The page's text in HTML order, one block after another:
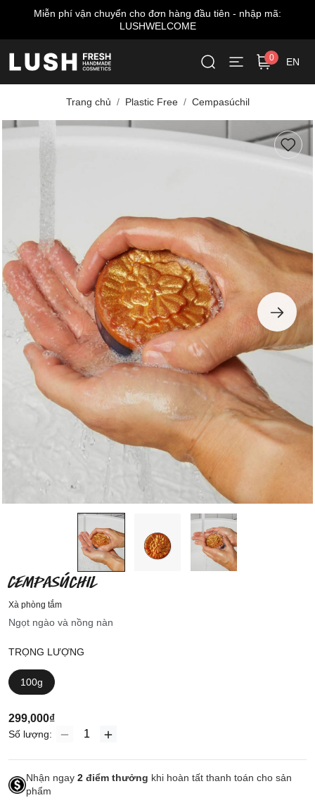
Miễn phí giao hàng cho đơn từ 999.000 VNĐ*
0 EN
Trang chủ Plastic Free Cempasúchil
CEMPASÚCHIL
Xà phòng tắm
Ngọt ngào và nồng nàn
TRỌNG LƯỢNG
100g
299,000₫
Số lượng:
Nhận ngay 2 điểm thưởng khi hoàn tất thanh toán cho sản
phẩm